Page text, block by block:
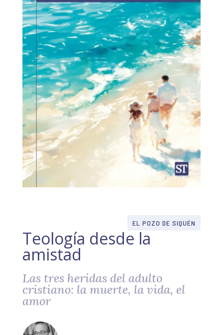
EL POZO DE SIQUÉN
Teología desde la
amistad
Las tres heridas del adulto
cristiano: la muerte, la vida, el
amor